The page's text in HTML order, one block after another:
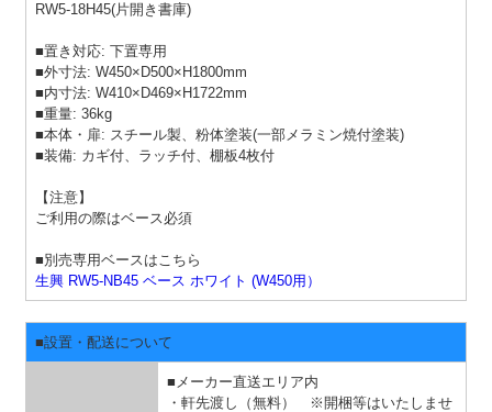
RW5-18H45(片開き書庫)
■置き対応: 下置専用
■外寸法: W450×D500×H1800mm
■内寸法: W410×D469×H1722mm
■重量: 36kg
■本体・扉: スチール製、粉体塗装(一部メラミン焼付塗装)
■装備: カギ付、ラッチ付、棚板4枚付
【注意】
ご利用の際はベース必須
■別売専用ベースはこちら
生興 RW5-NB45 ベース ホワイト (W450用）
■設置・配送について
■メーカー直送エリア内
・軒先渡し（無料） ※開梱等はいたしませ